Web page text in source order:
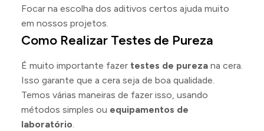
Focar na escolha dos aditivos certos ajuda muito
em nossos projetos.
Como Realizar Testes de Pureza
É muito importante fazer testes de pureza na cera.
Isso garante que a cera seja de boa qualidade.
Temos várias maneiras de fazer isso, usando
métodos simples ou equipamentos de
laboratório.